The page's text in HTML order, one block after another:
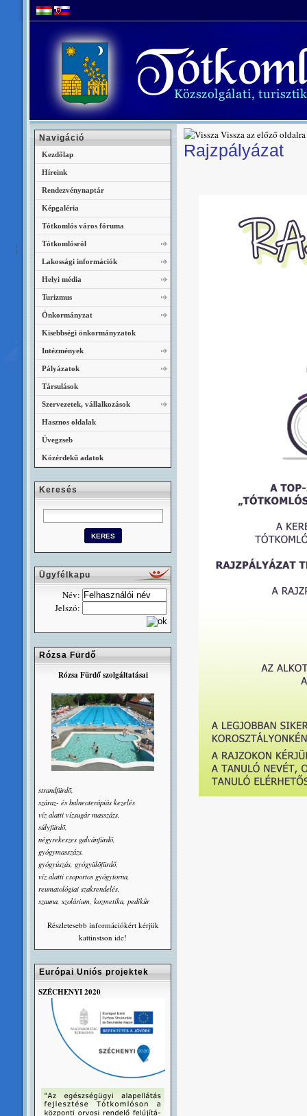
Vissza az előző oldalra
Rajzpályázat
Navigáció
Kezdőlap
Híreink
Rendezvénynaptár
Képgaléria
Tótkomlós város fóruma
Tótkomlósról
Lakossági információk
Helyi média
Turizmus
Önkormányzat
Kisebbségi önkormányzatok
Intézmények
Pályázatok
Társulások
Szervezetek, vállalkozások
Hasznos oldalak
Üvegzseb
Közérdekű adatok
Keresés
Ügyfélkapu
Név:
Jelszó:
Rózsa Fürdő
Rózsa Fürdő szolgáltatásai
strandfürdõ,
száraz- és balneoterápiás kezelés
víz alatti vízsugár masszázs,
súlyfürdõ,
négyrekeszes galvánfürdõ,
gyógymasszázs,
gyógyúszás, gyógyülõfürdő,
víz alatti csoportos gyógytorna,
reumatológiai szakrendelés,
szauna, szolárium, kozmetika, pedikûr
Részletesebb információkért kérjük
kattinstson ide!
Európai Uniós projektek
SZÉCHENYI 2020